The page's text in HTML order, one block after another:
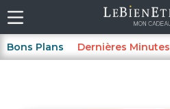
Bons Plans Dernières Minutes